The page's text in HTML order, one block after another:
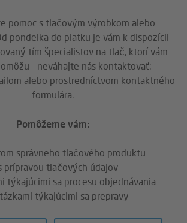
pomoc s tlačovým výrobkom alebo
pondelka do piatku je vám k dispozícii
tím špecialistov na tlač, ktorí vám
- neváhajte nás kontaktovať:
alebo prostredníctvom kontaktného
formulára.
Pomôžeme vám:
správneho tlačového produktu
prípravou tlačových údajov
týkajúcimi sa procesu objednávania
týkajúcimi sa prepravy